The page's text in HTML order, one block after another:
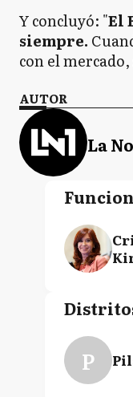
Y concluyó: "El
siempre.
con el
AUTOR
La
P